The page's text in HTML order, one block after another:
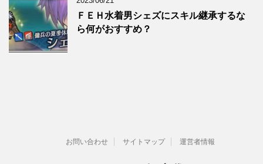
ＦＥＨ水着男シェズにスキル継承するな
ら何がおすすめ？
お問い合わせ サイトマップ 運営者情報